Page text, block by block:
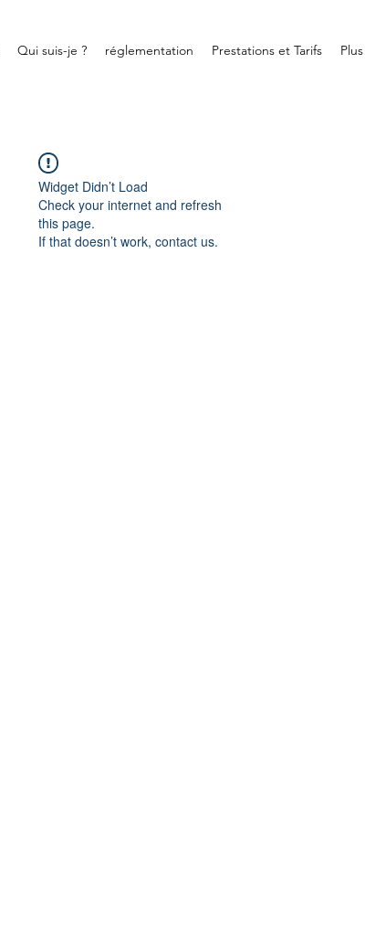
Qui suis-je ? réglementation Prestations et Tarifs Plus
Widget Didn’t Load
Check your internet and refresh
this page.
If that doesn’t work, contact us.